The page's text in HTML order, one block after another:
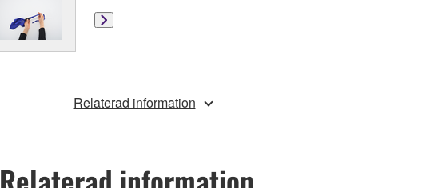
Relaterad information